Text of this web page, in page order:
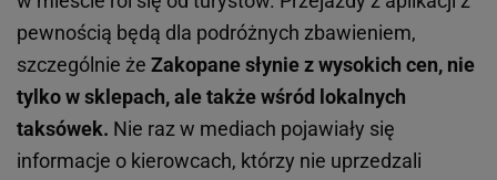
pewnością będą dla podróżnych zbawieniem,
szczególnie że Zakopane słynie z wysokich cen, nie
tylko w sklepach, ale także wśród lokalnych
taksówek. Nie raz w mediach pojawiały się
informacje o kierowcach, którzy nie uprzedzali